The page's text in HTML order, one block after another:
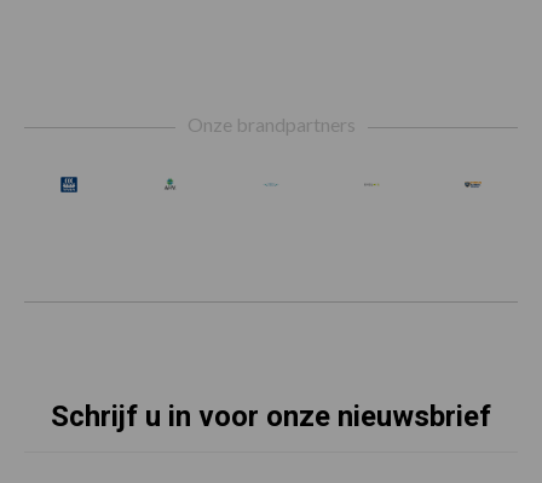
Onze brandpartners
Schrijf u in voor onze nieuwsbrief